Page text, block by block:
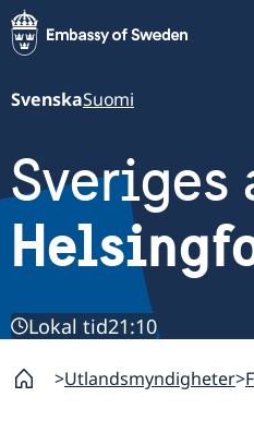
SvenskaSuomi
Sveriges
Lokal tid21:10
Utlandsmyndigheter